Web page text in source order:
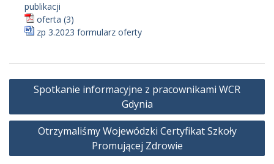
publikacji
oferta (3)
zp 3.2023 formularz oferty
Nawigacja
wpisu
Spotkanie informacyjne z pracownikami WCR
Gdynia
Otrzymaliśmy Wojewódzki Certyfikat Szkoły
Promującej Zdrowie